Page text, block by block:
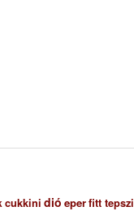
cukkini dió eperfitt tepszi